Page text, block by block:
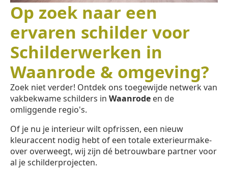
Op zoek naar een
ervaren schilder voor
Schilderwerken in
Waanrode & omgeving?
Zoek niet verder! Ontdek ons toegewijde netwerk van
vakbekwame schilders in Waanrode en de
omliggende regio's.
Of je nu je interieur wilt opfrissen, een nieuw
kleuraccent nodig hebt of een totale exterieurmake-
over overweegt, wij zijn dé betrouwbare partner voor
al je schilderprojecten.